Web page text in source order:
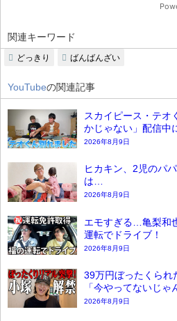
関連キーワード
どっきり ばんばんざい
YouTubeの関連記事
スカイピース・テオ
かじゃない」配信中
2026年8月9日
ヒカキン、2児のパ
は…
2026年8月9日
エモすぎる…亀梨和
運転でドライブ！
2026年8月9日
39万円ぼったくられ
「今やってないじゃ
2026年8月9日